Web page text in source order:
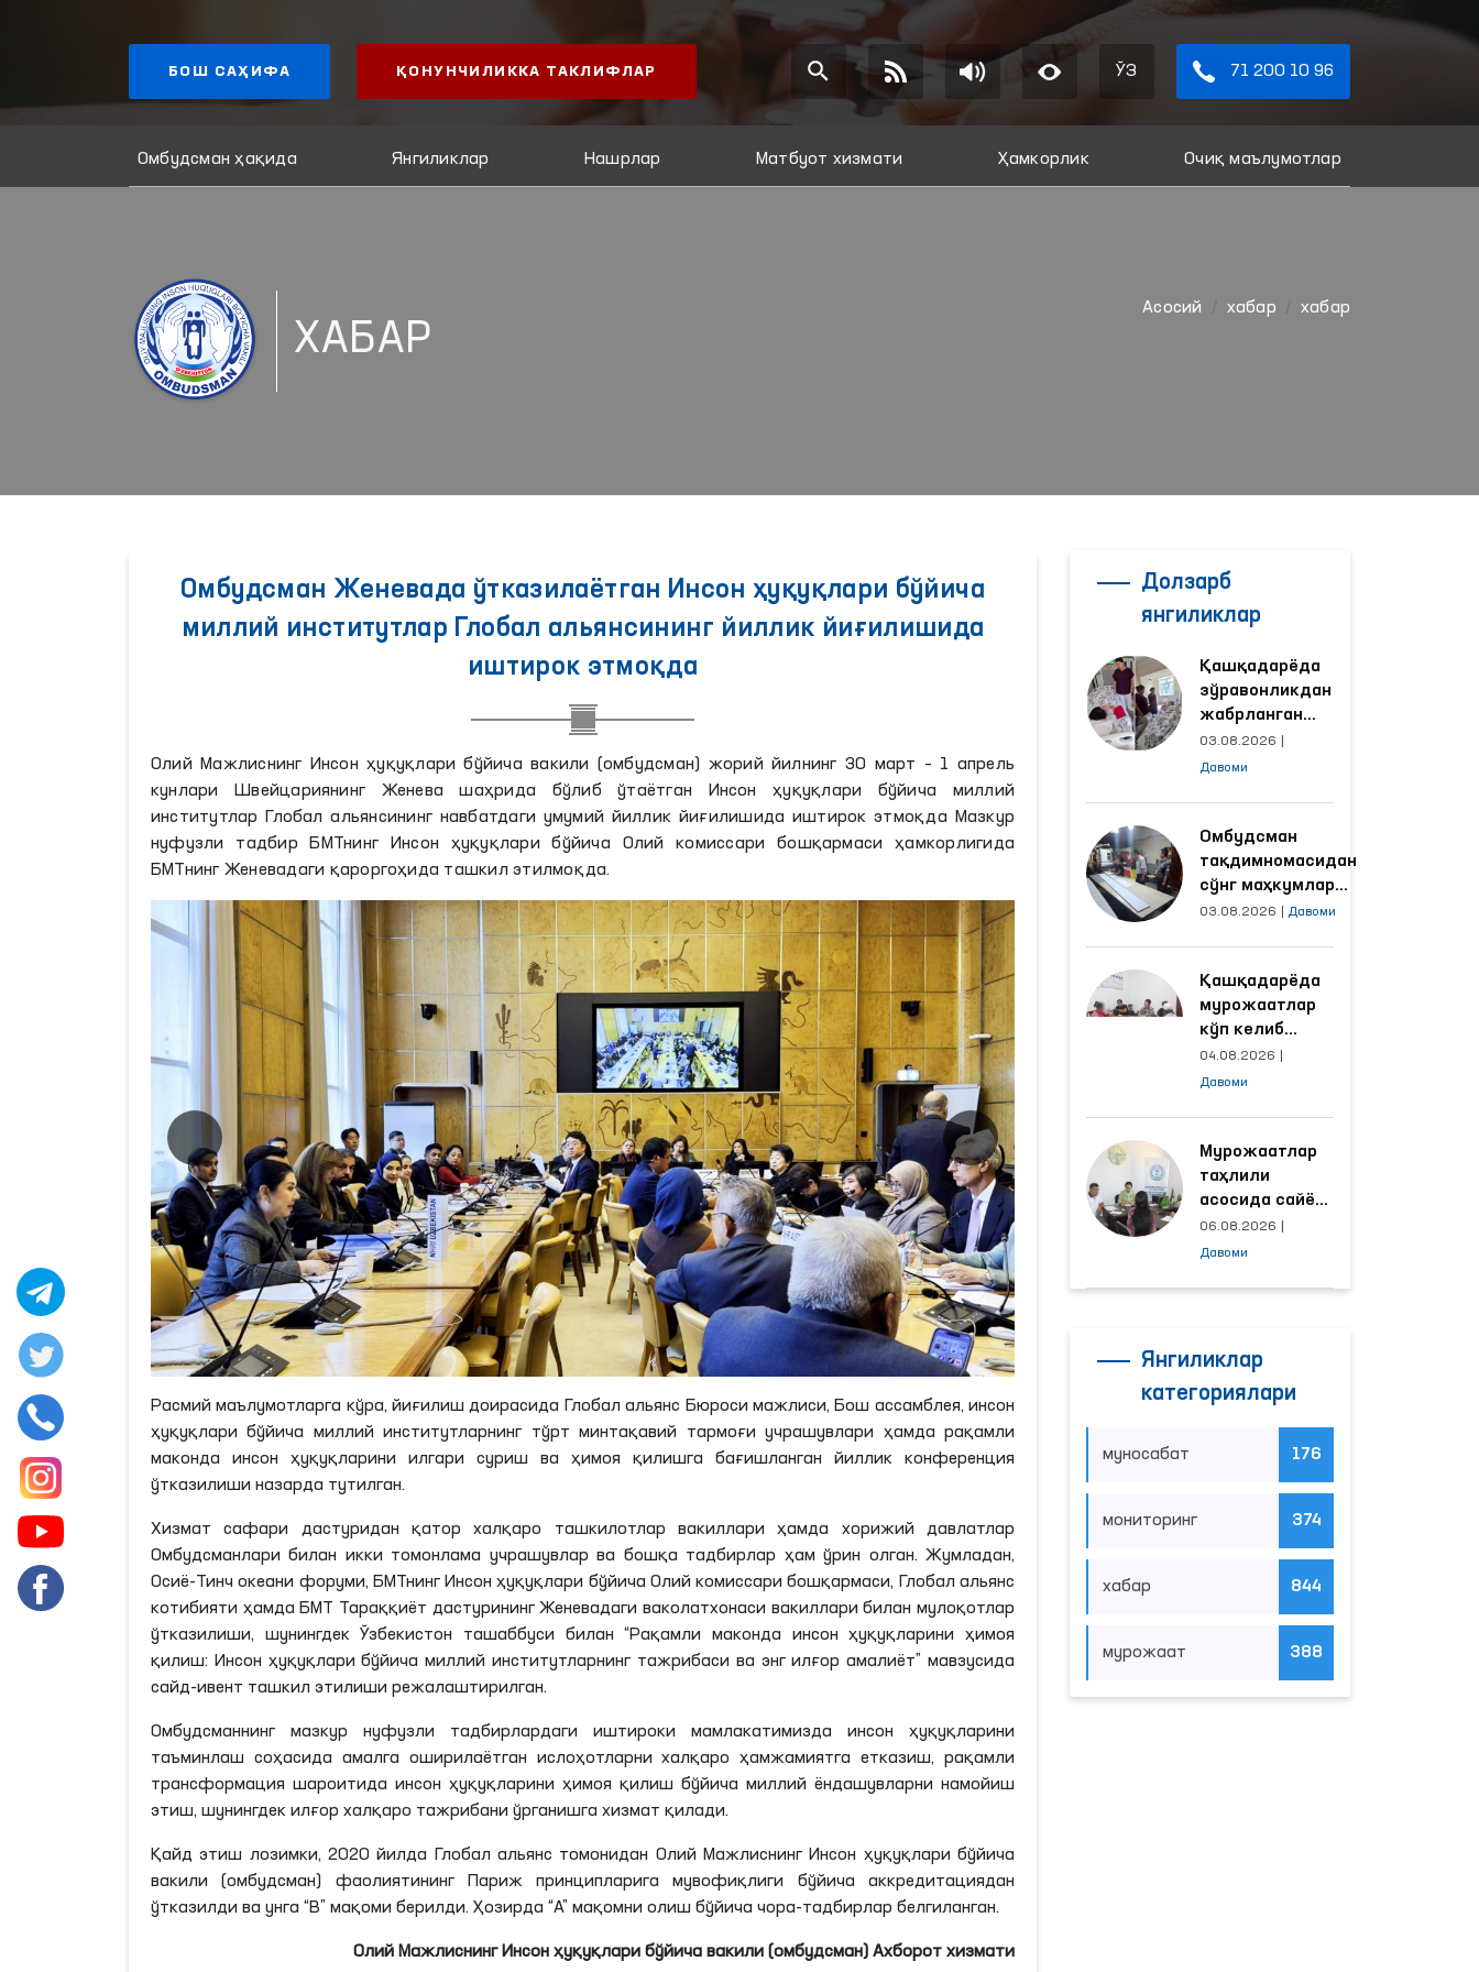
БОШ САҲИФА ҚОНУНЧИЛИККА ТАКЛИФЛАР ЎЗ 71 200 10 96
Омбудсман ҳақида Янгиликлар Нашрлар Матбуот хизмати Ҳамкорлик Очиқ маълумотлар
ХАБАР
Aсосий хабар хабар
Омбудсман Женевада ўтказилаётган Инсон ҳуқуқлари бўйича
миллий институтлар Глобал альянсининг йиллик йиғилишида
иштирок этмоқда
Олий Мажлиснинг Инсон ҳуқуқлари бўйича вакили (омбудсман) жорий йилнинг 30 март – 1 апрель
кунлари Швейцариянинг Женева шаҳрида бўлиб ўтаётган Инсон ҳуқуқлари бўйича миллий
институтлар Глобал альянсининг навбатдаги умумий йиллик йиғилишида иштирок этмоқда Мазкур
нуфузли тадбир БМТнинг Инсон ҳуқуқлари бўйича Олий комиссари бошқармаси ҳамкорлигида
БМТнинг Женевадаги қароргоҳида ташкил этилмоқда.
Расмий маълумотларга кўра, йиғилиш доирасида Глобал альянс Бюроси мажлиси, Бош ассамблея, инсон
ҳуқуқлари бўйича миллий институтларнинг тўрт минтақавий тармоғи учрашувлари ҳамда рақамли
маконда инсон ҳуқуқларини илгари суриш ва ҳимоя қилишга бағишланган йиллик конференция
ўтказилиши назарда тутилган.
Хизмат сафари дастуридан қатор халқаро ташкилотлар вакиллари ҳамда хорижий давлатлар
Омбудсманлари билан икки томонлама учрашувлар ва бошқа тадбирлар ҳам ўрин олган. Жумладан,
Осиё-Тинч океани форуми, БМТнинг Инсон ҳуқуқлари бўйича Олий комиссари бошқармаси, Глобал альянс
котибияти ҳамда БМТ Тараққиёт дастуринингЖеневадаги ваколатхонаси вакиллари билан мулоқотлар
ўтказилиши, шунингдек Ўзбекистон ташаббуси билан “Рақамли маконда инсон ҳуқуқларини ҳимоя
қилиш: Инсон ҳуқуқлари бўйича миллий институтларнинг тажрибаси ва энг илғор амалиёт” мавзусида
сайд-ивент ташкил этилиши режалаштирилган.
Омбудсманнинг мазкур нуфузли тадбирлардаги иштироки мамлакатимизда инсон ҳуқуқларини
таъминлаш соҳасида амалга оширилаётган ислоҳотларни халқаро ҳамжамиятга етказиш, рақамли
трансформация шароитида инсон ҳуқуқларини ҳимоя қилиш бўйича миллий ёндашувларни намойиш
этиш, шунингдек илғор халқаро тажрибани ўрганишга хизмат қилади.
Қайд этиш лозимки, 2020 йилда Глобал альянс томонидан Олий Мажлиснинг Инсон ҳуқуқлари бўйича
вакили (омбудсман) фаолиятининг Париж принципларига мувофиқлиги бўйича аккредитациядан
ўтказилди ва унга “В” мақоми берилди. Ҳозирда “А” мақомни олиш бўйича чора-тадбирлар белгиланган.
Олий Мажлиснинг Инсон ҳуқуқлари бўйича вакили (омбудсман) Ахборот хизмати
Долзарб
янгиликлар
Қашқадарёда
зўравонликдан
жабрланган
аёлнинг ҳолати
Омбудсман
03.08.2026
Давоми
Омбудсман
тақдимномасидан
сўнг маҳкумлар
меҳнат қилаётган
яхшиланди
03.08.2026 Давоми
Қашқадарёда
мурожаатлар
кўп келиб
тушаётган
ҳудудлар
ишлаш йўлга
қўйилди
04.08.2026
Давоми
Мурожаатлар
таҳлили
асосида сайёр
қабул
ўтказиладиган
06.08.2026
Давоми
Янгиликлар
категориялари
муносабат 176
мониторинг 374
хабар 844
мурожаат 388